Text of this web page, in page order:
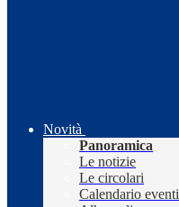
Novità
Panoramica
Le notizie
Le circolari
Calendario eventi